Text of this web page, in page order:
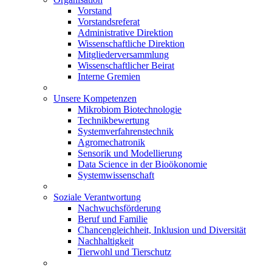
Vorstand
Vorstandsreferat
Administrative Direktion
Wissenschaftliche Direktion
Mitgliederversammlung
Wissenschaftlicher Beirat
Interne Gremien
Unsere Kompetenzen
Mikrobiom Biotechnologie
Technikbewertung
Systemverfahrenstechnik
Agromechatronik
Sensorik und Modellierung
Data Science in der Bioökonomie
Systemwissenschaft
Soziale Verantwortung
Nachwuchsförderung
Beruf und Familie
Chancengleichheit, Inklusion und Diversität
Nachhaltigkeit
Tierwohl und Tierschutz